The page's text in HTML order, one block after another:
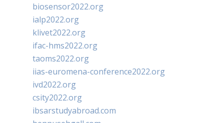
biosensor2022.org
ialp2022.org
klivet2022.org
ifac-hms2022.org
taoms2022.org
iias-euromena-conference2022.org
ivd2022.org
csity2022.org
ibsarstudyabroad.com